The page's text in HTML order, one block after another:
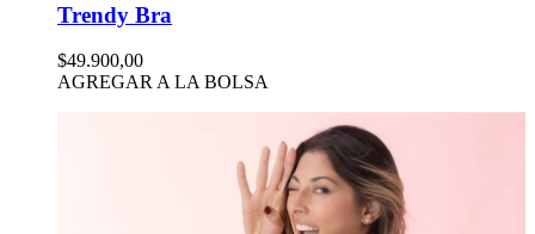
Trendy Bra
$49.900,00
AGREGAR A LA BOLSA